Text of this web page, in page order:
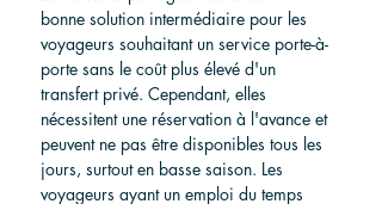
bonne solution intermédiaire pour les
voyageurs souhaitant un service porte-à-
porte sans le coût plus élevé d'un
transfert privé. Cependant, elles
nécessitent une réservation à l'avance et
peuvent ne pas être disponibles tous les
jours, surtout en basse saison. Les
voyageurs ayant un emploi du temps